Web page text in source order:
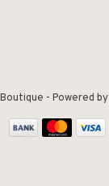
- Powered by